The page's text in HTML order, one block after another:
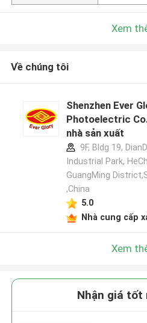
Xem
Về chúng tôi
Shenzhen Ever
Photoelectric
nhà sản xuất
9F, Bldg 19,
Industrial Park,
GuangMing
,China
5.0
Nhà cung cấp
Xem
Nhận giá tốt